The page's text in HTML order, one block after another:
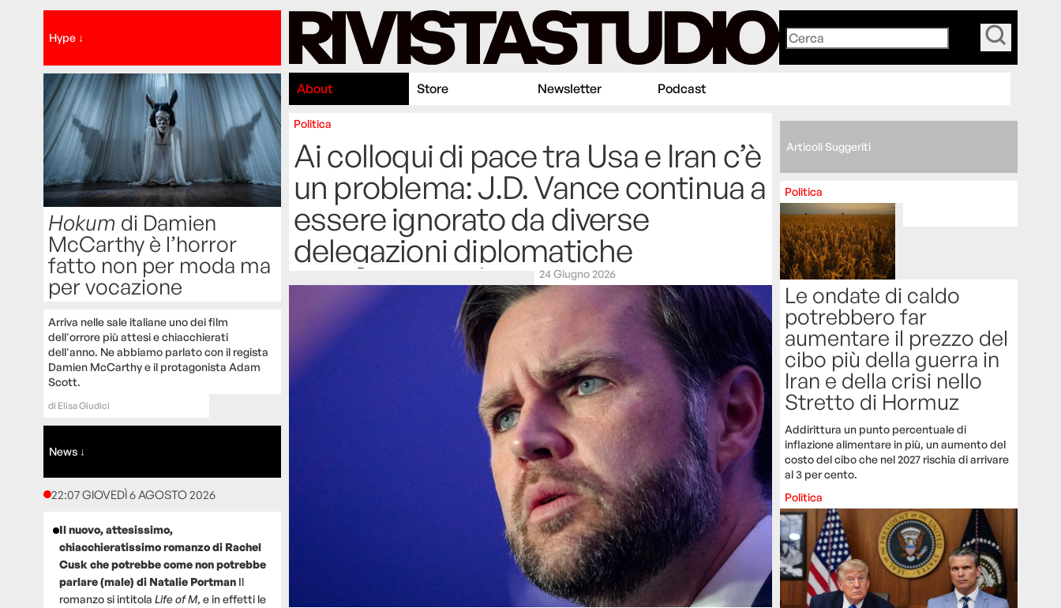
Hype ↓
Hokum di Damien
McCarthy è l’horror
fatto non per moda ma
per vocazione
Arriva nelle sale italiane uno dei film
dell'orrore più attesi e chiacchierati
dell'anno. Ne abbiamo parlato con il regista
Damien McCarthy e il protagonista Adam
Scott.
di Elisa Giudici
News ↓
22:07 GIOVEDÌ 6 AGOSTO 2026
Il nuovo, attesissimo,
chiacchieratissimo romanzo di Rachel
Cusk che potrebbe come non potrebbe
parlare (male) di Natalie Portman Il
romanzo si intitola Life of M, e in effetti le
About Store Newsletter Podcast
Politica
Ai colloqui di pace tra Usa e Iran c’è
un problema: J.D. Vance continua a
essere ignorato da diverse
delegazioni diplomatiche
24 Giugno 2026
Articoli Suggeriti
Politica
Le ondate di caldo
potrebbero far
aumentare il prezzo del
cibo più della guerra in
Iran e della crisi nello
Stretto di Hormuz
Addirittura un punto percentuale di
inflazione alimentare in più, un aumento del
costo del cibo che nel 2027 rischia di arrivare
al 3 per cento.
Politica